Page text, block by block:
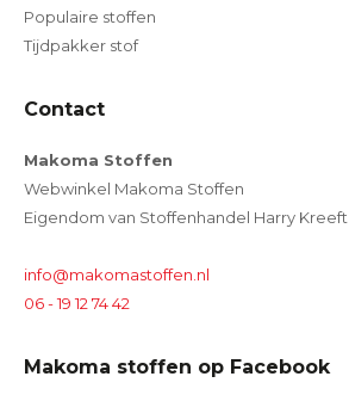
Populaire stoffen
Tijdpakker stof
Contact
Makoma Stoffen
Webwinkel Makoma Stoffen
Eigendom van Stoffenhandel Harry Kreeft
info@makomastoffen.nl
06 - 19 12 74 42
Makoma stoffen op Facebook